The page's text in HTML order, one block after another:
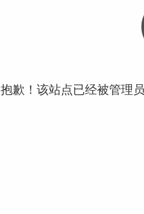
抱歉！该站点已经被管理